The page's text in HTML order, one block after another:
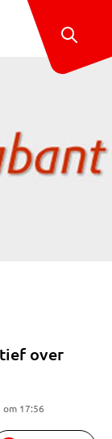
over
om 17:56